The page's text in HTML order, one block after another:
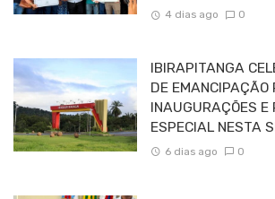
4 dias ago 0
IBIRAPITANGA
DE EMANCIPAÇÃO
INAUGURAÇÕES E
ESPECIAL NESTA
6 dias ago 0